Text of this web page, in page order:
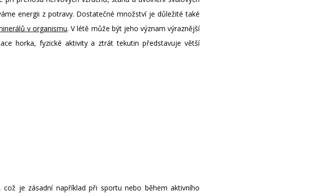
energii z potravy. Dostatečné množství je důležité také
v organismu. V létě může být jeho význam výraznější
horka, fyzické aktivity a ztrát tekutin představuje větší
je zásadní například při sportu nebo během aktivního